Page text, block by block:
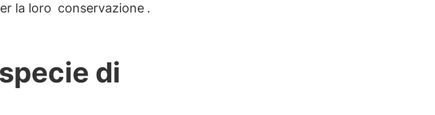
la loro conservazione .
di